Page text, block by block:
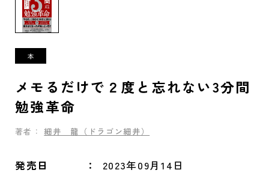
メモるだけで２度と忘れない3分間
勉強革命
著者： 細井 龍（ドラゴン細井）
発売日 2023年09月14日